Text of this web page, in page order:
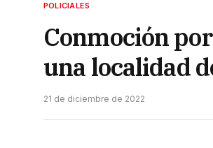
POLICIALES
Conmoción
una localidad
21 de diciembre de 2022